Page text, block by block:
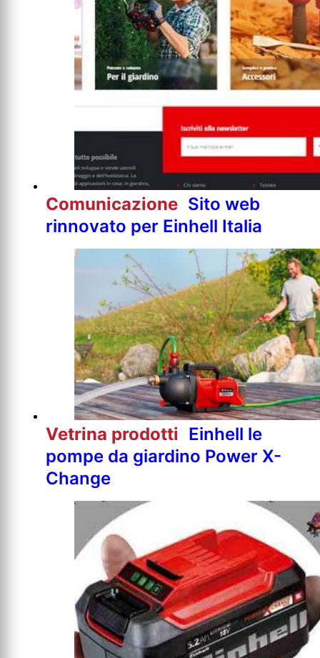
Comunicazione Sito web
rinnovato per Einhell Italia
Vetrina prodotti Einhell le
pompe da giardino Power X-
Change